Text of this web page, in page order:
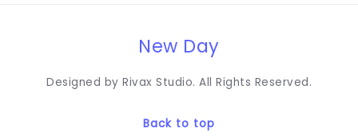
New Day
Designed by Rivax Studio. All Rights Reserved.
Back to top